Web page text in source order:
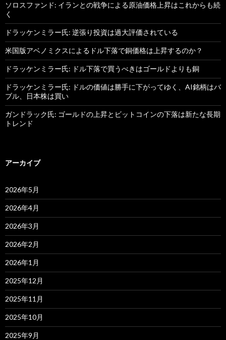
ソロスファンド: イランとの戦争による原油価格上昇はこれからも続
く
ドラッケンミラー氏: 逆張り投資は過大評価されている
米国版アベノミクスによるドル下落で銅価格は上昇するのか？
ドラッケンミラー氏: ドル下落で買うべきはゴールドよりも銅
ドラッケンミラー氏: ドルの価値は勝手に下がってゆく、AI銘柄はバ
ブル、日本株は買い
ガンドラック氏: ゴールドの上昇とビットコインの下落は新たな長期
トレンド
アーカイブ
2026年5月
2026年4月
2026年3月
2026年2月
2026年1月
2025年12月
2025年11月
2025年10月
2025年9月